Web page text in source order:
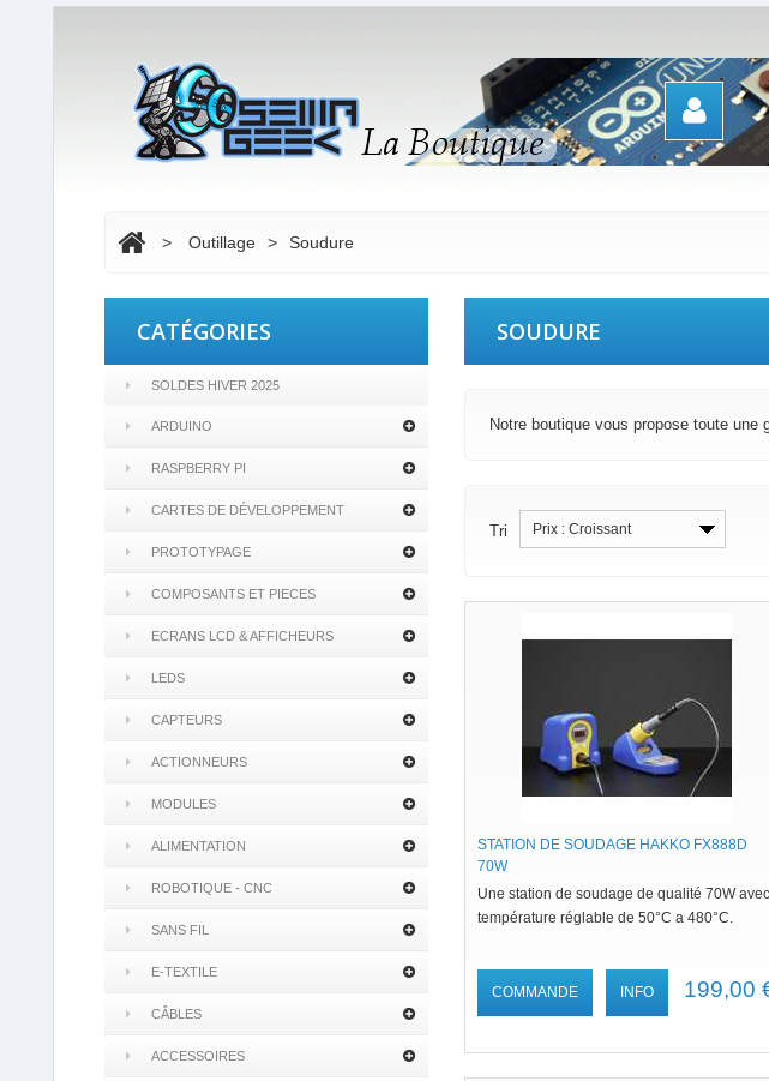
> Outillage > Soudure
CATÉGORIES
SOLDES HIVER 2025
ARDUINO
RASPBERRY PI
CARTES DE DÉVELOPPEMENT
PROTOTYPAGE
COMPOSANTS ET PIECES
ECRANS LCD & AFFICHEURS
LEDS
CAPTEURS
ACTIONNEURS
MODULES
ALIMENTATION
ROBOTIQUE - CNC
SANS FIL
E-TEXTILE
CÂBLES
ACCESSOIRES
SOUDURE
Notre boutique vous propose toute une
Tri Prix : Croissant
STATION DE SOUDAGE HAKKO FX888D
70W
Une station de soudage de qualité 70W avec
température réglable de 50°C a 480°C .
199,00
COMMANDE INFO